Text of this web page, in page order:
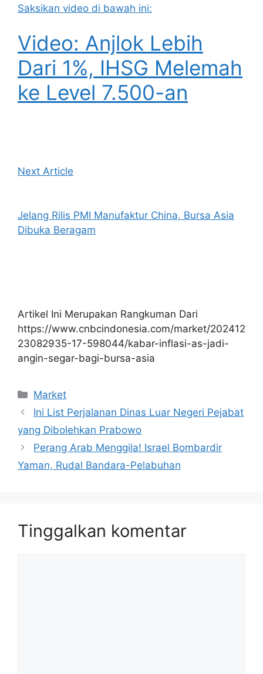
Saksikan video di bawah ini:
Video: Anjlok Lebih
Dari 1%, IHSG Melemah
ke Level 7.500-an
Next Article
Jelang Rilis PMI Manufaktur China, Bursa Asia
Dibuka Beragam
Artikel Ini Merupakan Rangkuman Dari
https://www.cnbcindonesia.com/market/202412
23082935-17-598044/kabar-inflasi-as-jadi-
angin-segar-bagi-bursa-asia
Kategori
Market
Ini List Perjalanan Dinas Luar Negeri Pejabat
yang Dibolehkan Prabowo
Perang Arab Menggila! Israel Bombardir
Yaman, Rudal Bandara-Pelabuhan
Tinggalkan komentar